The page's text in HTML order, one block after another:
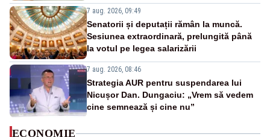
7 aug. 2026, 09:49
Senatorii și deputații rămân la muncă.
Sesiunea extraordinară, prelungită până
la votul pe legea salarizării
7 aug. 2026, 08:46
Strategia AUR pentru suspendarea lui
Nicușor Dan. Dungaciu: „Vrem să vedem
cine semnează și cine nu”
ECONOMIE